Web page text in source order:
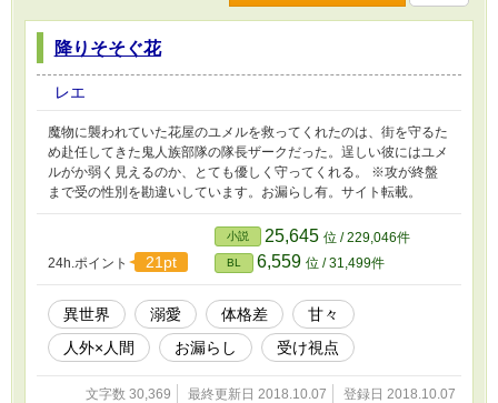
降りそそぐ花
レエ
魔物に襲われていた花屋のユメルを救ってくれたのは、街を守るた
め赴任してきた鬼人族部隊の隊長ザークだった。逞しい彼にはユメ
ルがか弱く見えるのか、とても優しく守ってくれる。 ※攻が終盤
まで受の性別を勘違いしています。お漏らし有。サイト転載。
24h.ポイント 21pt
小説 25,645 位 / 229,046件
BL 6,559 位 / 31,499件
異世界 溺愛 体格差
甘々
人外×人間
お漏らし 受け視点
文字数 30,369 最終更新日 2018.10.07 登録日 2018.10.07